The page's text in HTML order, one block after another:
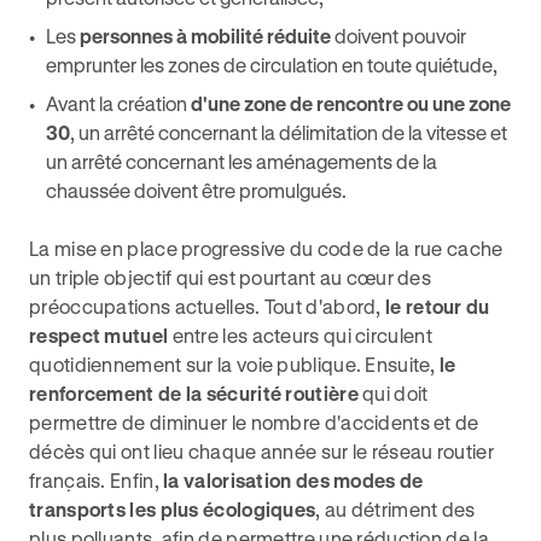
Lespersonnes à mobilité réduitedoivent pouvoir
emprunter les zones de circulation en toute quiétude,
Avant la création d'unezone de rencontre ou une zone
30, un arrêté concernant la délimitation de la vitesse et
un arrêté concernant les aménagements de la
chaussée doivent être promulgués.
La mise en place progressive du code de la rue cache
un triple objectif qui est pourtant au cœur des
préoccupations actuelles. Tout d'abord, le retour du
respect mutuel entre les acteurs qui circulent
quotidiennement sur la voie publique. Ensuite,le
renforcement de la sécurité routièrequi doit
permettre de diminuer le nombre d'accidents et de
décès qui ont lieu chaque année sur le réseau routier
français. Enfin,la valorisation des modes de
transports les plus écologiques, au détriment des